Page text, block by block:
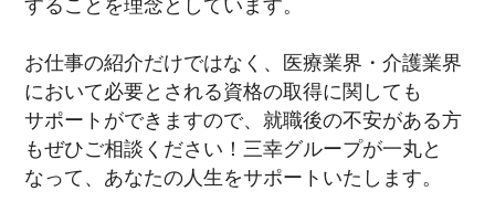
することを理念としています。
お仕事の紹介だけではなく、医療業界・介護業界
において必要とされる資格の取得に関しても
サポートができますので、就職後の不安がある方
もぜひご相談ください！三幸グループが一丸と
なって、あなたの人生をサポートいたします。